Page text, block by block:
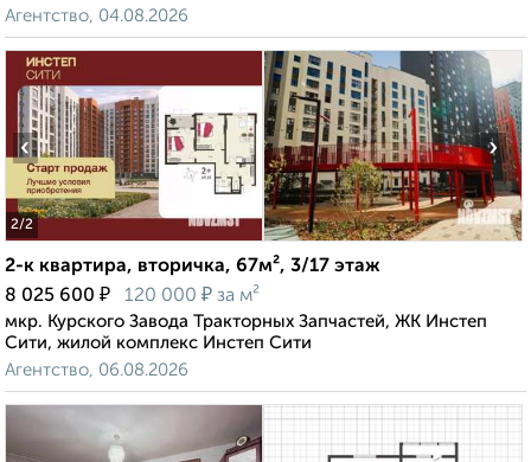
Агентство, 04.08.2026
2/2
‹ ›
2-к квартира, вторичка, 67м², 3/17 этаж
8 025 600 ₽ 120 000 ₽ за м²
мкр. Курского Завода Тракторных Запчастей, ЖК Инстеп
Сити, жилой комплекс Инстеп Сити
Агентство, 06.08.2026